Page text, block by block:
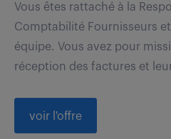
Vous êtes rattaché à la
Comptabilité Fournisseurs
équipe. Vous avez pour
réception des factures et
voir l'offre